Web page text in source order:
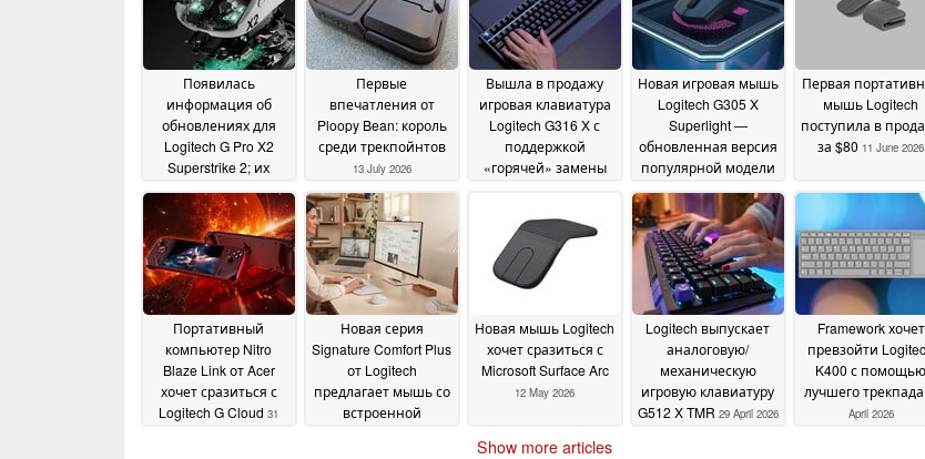
Появилась
информация об
обновлениях для
Logitech G Pro X2
Superstrike 2; их
уже через пару
месяцев15 July 2026
Первые
впечатления от
Ploopy Bean: король
среди трекпойнтов
13 July 2026
Вышла в продажу
игровая клавиатура
Logitech G316 X с
поддержкой
«горячей» замены
2026
Новая игровая мышь
Logitech G305 X
Superlight —
обновленная версия
популярной модели
12 June
2026
Первая
мышь Logitech
поступила в
за $80 11 June 2026
Портативный
компьютер Nitro
Blaze Link от Acer
хочет сразиться с
Logitech G Cloud 31
Новая серия
Signature Comfort Plus
от Logitech
предлагает мышь со
встроенной
Новая мышь Logitech
хочет сразиться с
Microsoft Surface Arc
12 May 2026
Logitech выпускает
аналоговую/
механическую
игровую клавиатуру
G512 X TMR 29 April 2026
Framework хочет
превзойти
K400 с помощью
лучшего трекпада
April 2026
Show more articles